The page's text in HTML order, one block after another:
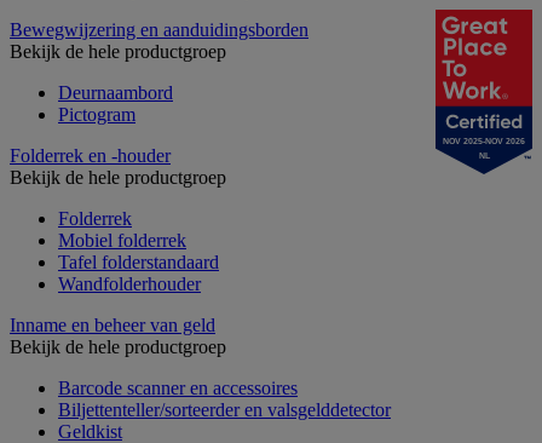
Bewegwijzering en aanduidingsborden
Bekijk de hele productgroep
Deurnaambord
Pictogram
Folderrek en -houder
Bekijk de hele productgroep
Folderrek
Mobiel folderrek
Tafel folderstandaard
Wandfolderhouder
Inname en beheer van geld
Bekijk de hele productgroep
Barcode scanner en accessoires
Biljettenteller/sorteerder en valsgelddetector
Geldkist
NOV 2025-NOV 2026
NL